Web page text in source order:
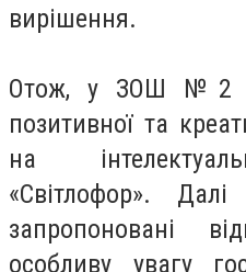
вирішення.
Отож, у ЗОШ №2
позитивної та
на
«Світлофор».
запропоновані
особливу увагу